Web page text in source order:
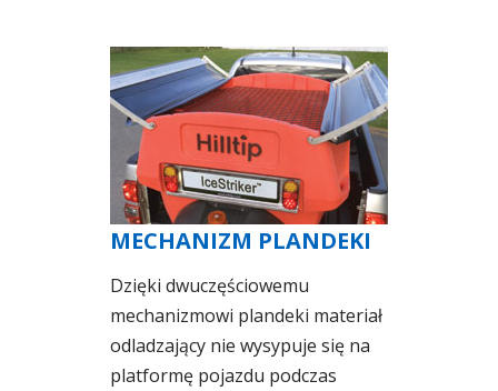
MECHANIZM PLANDEKI
Dzięki dwuczęściowemu
mechanizmowi plandeki materiał
odladzający nie wysypuje się na
platformę pojazdu podczas